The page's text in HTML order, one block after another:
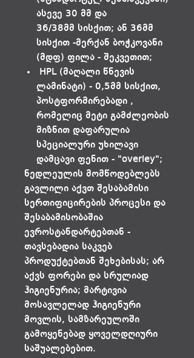
ასევე 30 მმ და
36/38მმ სისქით; ან 36მმ
სისქით -მერქან ბოჭკოვანი
(მდფ) ფილა - შეკვეთით;
HPL (მაღალი წნევის
ლამინატი) - 0,5მმ სისქით,
პოსტფორმირებადი ,
რომელიც მეტი გამძლეობის
მიზნით დაფარულია
სპეციალური უხილავი
დამცავი ფენით - "overley";
ნედლეულის მომწოდებლებს
გავლილი აქვთ შესაბამისი
სერთიფიცირების პროცესი და
შესაბამისობაშია
ევროსტანდარტებთან -
თავსებადია საკვებ
პროდუქტებთან შეხებისას; არ
აქვს ფორები და სრულიად
ჰიგიენურია; მარტივია
მოსავლელად ჰიგიენური
მოვლის, სამზარეულოში
გამოყენებად ყოველდღიური
საშუალებებით.